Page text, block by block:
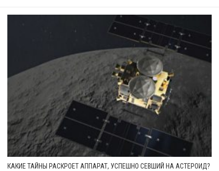
КАКИЕ ТАЙНЫ РАСКРОЕТ АППАРАТ, УСПЕШНО СЕВШИЙ НА АСТЕРОИД?